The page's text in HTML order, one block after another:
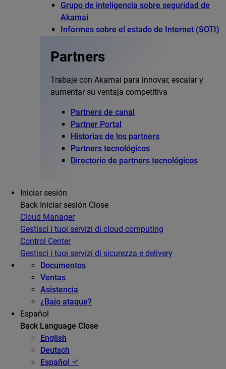
Grupo de inteligencia sobre seguridad de
Akamai
Informes sobre el estado de Internet (SOTI)
Partners
Trabaje con Akamai para innovar, escalar y
aumentar su ventaja competitiva
Partners de canal
Partner Portal
Historias de los partners
Partners tecnológicos
Directorio de partners tecnológicos
Iniciar sesión
Back Iniciar sesión Close
Cloud Manager
Gestisci i tuoi servizi di cloud computing
Control Center
Gestisci i tuoi servizi di sicurezza e delivery
Documentos
Ventas
Asistencia
¿Bajo ataque?
Español
Back Language Close
English
Deutsch
Español